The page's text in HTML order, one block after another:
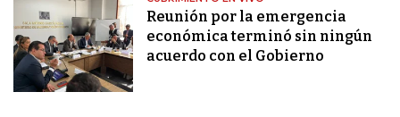
Reunión por la emergencia
económica terminó sin ningún
acuerdo con el Gobierno